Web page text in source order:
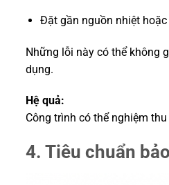
Đặt gần nguồn nhiệt
Những lỗi này có thể không
dụng.
Hệ quả:
Công trình có thể nghiệm
4. Tiêu chuẩn